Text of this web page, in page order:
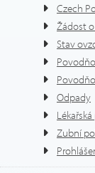
Czech
Žádost
Stav
Odpady
Zubní